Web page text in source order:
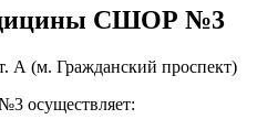
СШОР №3
А (м. Гражданский проспект)
осуществляет: